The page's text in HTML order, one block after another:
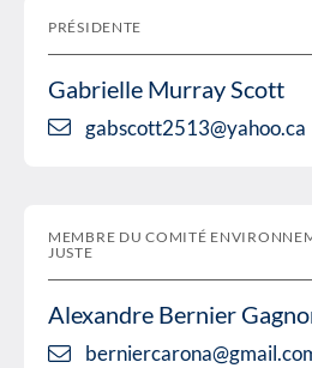
PRÉSIDENTE
Gabrielle Murray Scott
gabscott2513@yahoo.ca
MEMBRE DU COMITÉ
JUSTE
Alexandre Bernier